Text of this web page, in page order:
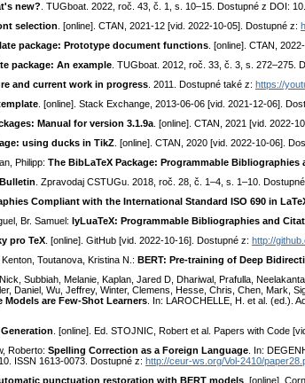
new? . TUGboat. 2022, roč. 43, č. 1, s. 10–15. Dostupné z DOI:
selection . [online]. CTAN, 2021-12 [vid. 2022-10-05]. Dostupné z:
package: Prototype document functions . [online]. CTAN,
package: An example . TUGboat. 2012, roč. 33, č. 3, s. 272–275.
and current work in progress . 2011. Dostupné také z: https://
. [online]. Stack Exchange, 2013-06-06 [vid. 2021-12-06].
Manual for version 3.1.9a . [online]. CTAN, 2021 [vid. 2022-
using ducks in TikZ . [online]. CTAN, 2020 [vid. 2022-10-06].
Philipp: The BibLaTeX Package: Programmable Bibliographies
. Zpravodaj CSTUGu. 2018, roč. 28, č. 1–4, s. 1–10.
Compliant with the International Standard ISO 690 in
Br. Samuel: lyLuaTeX: Programmable Bibliographies and
pro TeX . [online]. GitHub [vid. 2022-10-16]. Dostupné z: http://
Toutanova, Kristina N.: BERT: Pre-training of Deep
Subbiah, Melanie, Kaplan, Jared D, Dhariwal, Prafulla,
Daniel, Wu, Jeffrey, Winter, Clemens, Hesse, Chris, Chen, Mark,
Models are Few-Shot Learners . In: LAROCHELLE, H. et al. (ed.).
. [online]. Ed. STOJNIC, Robert et al. Papers with Code
Roberto: Spelling Correction as a Foreign Language . In:
ISSN 1613-0073. Dostupné z: http://ceur-ws.org/Vol-2410/
punctuation restoration with BERT models . [online].